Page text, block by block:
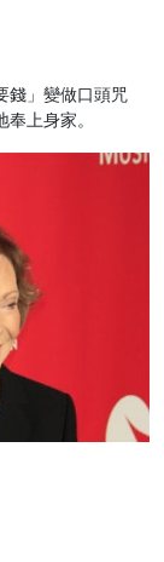
錢」變做口頭咒
上身家。